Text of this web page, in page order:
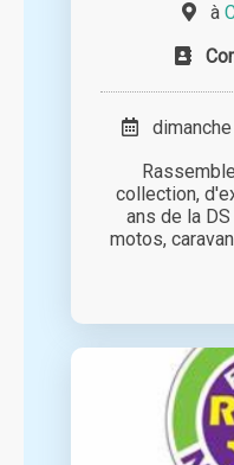
à
collection,
ans de la
motos,